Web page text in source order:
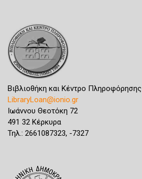
Βιβλιοθήκη και Κέντρο Πληροφόρησης
LibraryLoan@ionio.gr
Ιωάννου Θεοτόκη 72
491 32 Κέρκυρα
Τηλ.: 2661087323, -7327